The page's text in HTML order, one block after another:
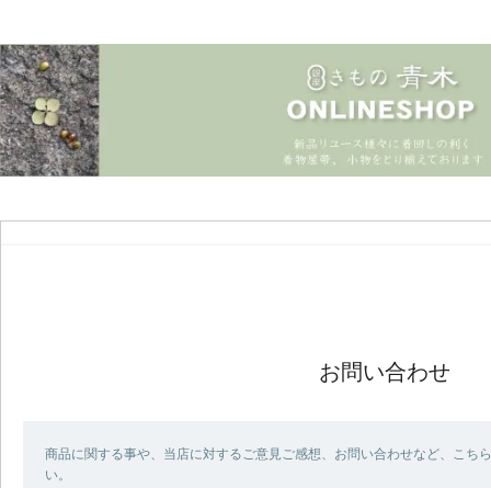
お問い合わせ
商品に関する事や、当店に対するご意見ご感想、お問い合わせなど、こち
い。